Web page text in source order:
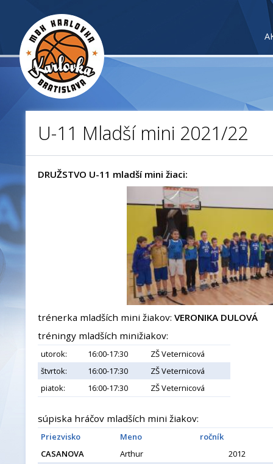
U-11 Mladší mini 2021/22
DRUŽSTVO U-11 mladší mini žiaci:
trénerka mladších mini žiakov: VERONIKA DULOVÁ
tréningy mladších minižiakov:
utorok: 16:00-17:30
ZŠ Veternicová
štvrtok:
16:00-17:30
ZŠ Veternicová
piatok:
16:00-17:30 ZŠ Veternicová
súpiska hráčov mladších mini žiakov:
Priezvisko Meno
ročník
CASANOVA
Arthur
2012